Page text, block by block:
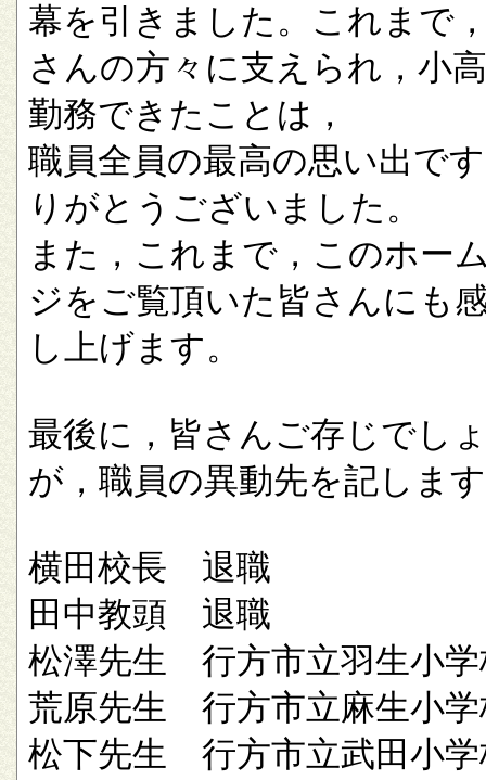
幕を引きました。これまで
さんの方々に支えられ，小
勤務できたことは，
職員全員の最高の思い出で
りがとうございました。
また，これまで，このホー
ジをご覧頂いた皆さんにも
し上げます。
最後に，皆さんご存じでし
が，職員の異動先を記しま
横田校長 退職
田中教頭 退職
松澤先生 行方市立羽生小学
荒原先生 行方市立麻生小学
松下先生 行方市立武田小学